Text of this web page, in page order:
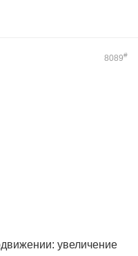
8089#
увеличение